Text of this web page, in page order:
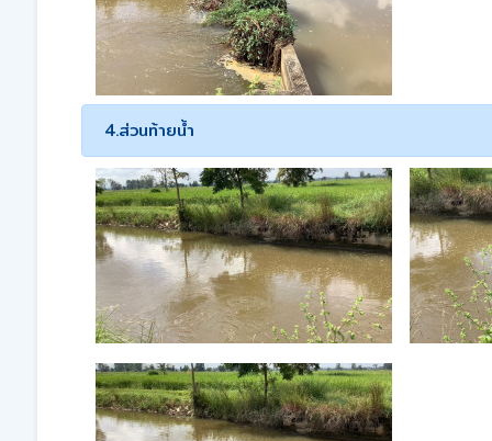
4.ส่วนท้ายน้ำ